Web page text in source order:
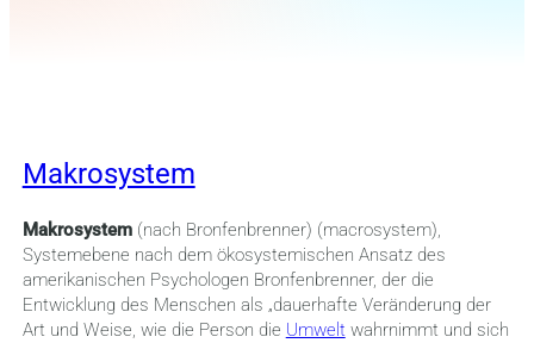
Makrosystem
Makrosystem(nach Bronfenbrenner) (macrosystem),
Systemebene nach dem ökosystemischen Ansatz des
amerikanischen Psychologen Bronfenbrenner, der die
Entwicklung des Menschen als „dauerhafte Veränderung der
Art und Weise, wie die Person die Umweltwahrnimmt und sich